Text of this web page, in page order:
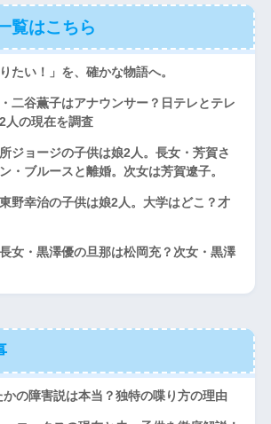
覧はこちら
たい！」を、確かな物語へ。
二谷薫子はアナウンサー？日テレとテレ
人の現在を調査
所ジョージの子供は娘2人。長女・芳賀さ
・ブルースと離婚。次女は芳賀遼子。
東野幸治の子供は娘2人。大学はどこ？才
女・黒澤優の旦那は松岡充？次女・黒澤
の障害説は本当？独特の喋り方の理由